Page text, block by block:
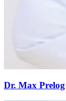
Dr. Max Prelog